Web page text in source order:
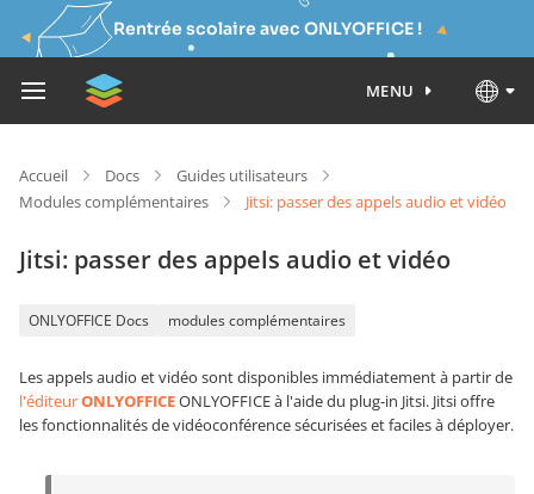
Rentrée scolaire avec ONLYOFFICE !
MENU
Accueil Docs
Guides utilisateurs
Modules complémentaires
Jitsi: passer des appels audio et vidéo
Jitsi: passer des appels audio et vidéo
ONLYOFFICE Docs modules complémentaires
Les appels audio et vidéo sont disponibles immédiatement à partir de
l'éditeurONLYOFFICEONLYOFFICE à l'aide du plug-in Jitsi. Jitsi offre
les fonctionnalités de vidéoconférence sécurisées et faciles à déployer.